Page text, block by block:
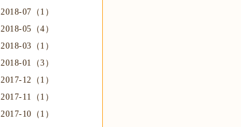
2018-07（1）
2018-05（4）
2018-03（1）
2018-01（3）
2017-12（1）
2017-11（1）
2017-10（1）